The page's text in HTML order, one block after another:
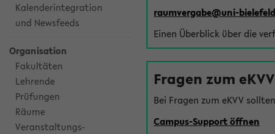
Kalenderintegration
und Newsfeeds
Organisation
Fakultäten
Lehrende
Prüfungen
Räume
Veranstaltungs-
raumvergabe@uni-
Einen Überblick über die
Fragen zum
Bei Fragen zum eKVV
Campus-Support öffnen